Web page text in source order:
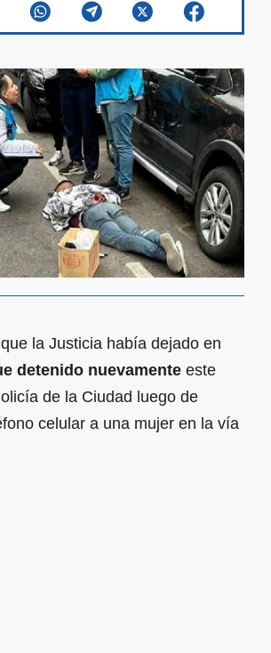
la Justicia había dejado en
detenido nuevamente este
de la Ciudad luego de
celular a una mujer en la vía